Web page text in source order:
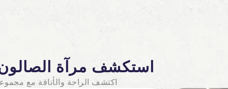
استكشف مرآة الصالون
اكتشف الراحة والأناقة مع